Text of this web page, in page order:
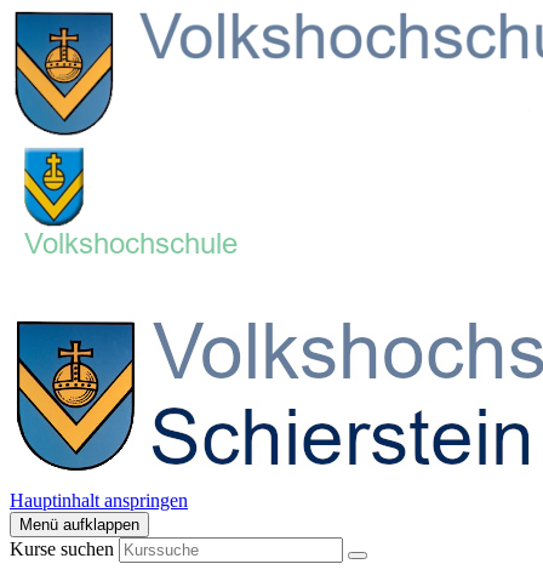
Hauptinhalt anspringen
Menü aufklappen
Kurse suchen